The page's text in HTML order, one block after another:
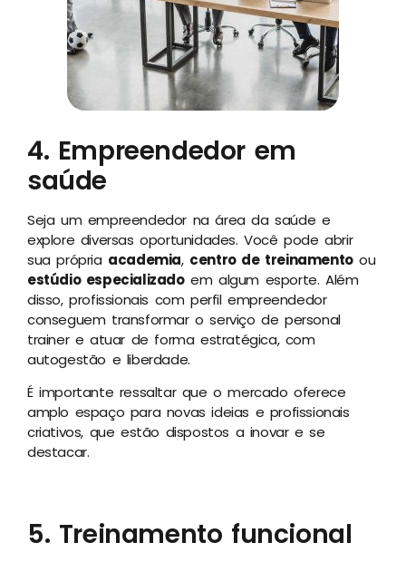
4. Empreendedor em
saúde
Seja um empreendedor na área da saúde e
explore diversas oportunidades. Você pode abrir
sua própria academia, centro de treinamentoou
estúdio especializadoem algum esporte. Além
disso, profissionais com perfil empreendedor
conseguem transformar o serviço de personal
trainer e atuar de forma estratégica, com
autogestão e liberdade.
É importante ressaltar que o mercado oferece
amplo espaço para novas ideias e profissionais
criativos, que estão dispostos a inovar e se
destacar.
5. Treinamento funcional